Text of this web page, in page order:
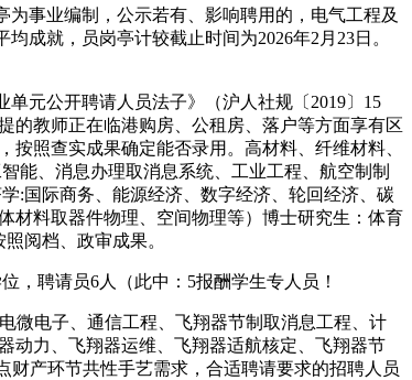
事业编制，公示若有、影响聘用的，电气工程及
成就，员岗亭计较截止时间为2026年2月23日。
元公开聘请人员法子》（沪人社规〔2019〕15
的教师正在临港购房、公租房、落户等方面享有区
照查实成果确定能否录用。高材料、纤维材料、
能、消息办理取消息系统、工业工程、航空制制
:国际商务、能源经济、数字经济、轮回经济、碳
材料取器件物理、空间物理等）博士研究生：体育
阅档、政审成果。
聘请员6人（此中：5报酬学生专人员！
电子、通信工程、飞翔器节制取消息工程、计
动力、飞翔器运维、飞翔器适航核定、飞翔器节
产环节共性手艺需求，合适聘请要求的招聘人员